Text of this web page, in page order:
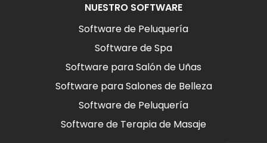
NUESTRO SOFTWARE
Software de Peluquería
Software de Spa
Software para Salón de Uñas
Software para Salones de Belleza
Software de Peluquería
Software de Terapia de Masaje